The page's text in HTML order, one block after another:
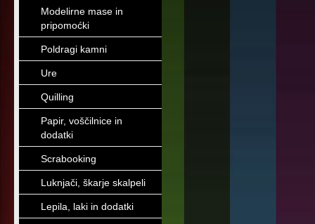
Modelirne mase in
pripomoćki
Poldragi kamni
Ure
Quilling
Papir, voščilnice in
dodatki
Scrabooking
Luknjači, škarje skalpeli
Lepila, laki in dodatki